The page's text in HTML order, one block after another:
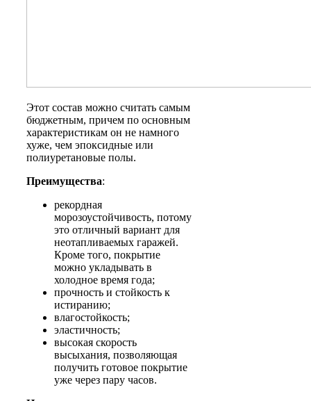
Этот состав можно считать самым
бюджетным, причем по основным
характеристикам он не намного
хуже, чем эпоксидные или
полиуретановые полы.
Преимущества:
рекордная
морозоустойчивость, потому
это отличный вариант для
неотапливаемых гаражей.
Кроме того, покрытие
можно укладывать в
холодное время года;
прочность и стойкость к
истиранию;
влагостойкость;
эластичность;
высокая скорость
высыхания, позволяющая
получить готовое покрытие
уже через пару часов.